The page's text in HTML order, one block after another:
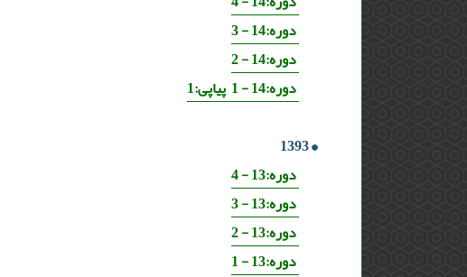
دوره:14 - 3
دوره:14 - 2
دوره:14 - 1 پیاپی:1
1393
دوره:13 - 4
دوره:13 - 3
دوره:13 - 2
دوره:13 - 1